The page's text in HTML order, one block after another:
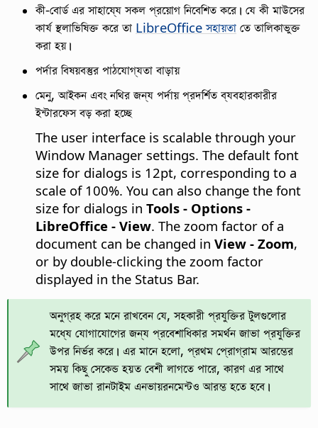
কী-বোর্ড এর সাহায্যে সকল প্রয়োগ নিবেশিত করে। যে কী মাউসের
কার্য স্থলাভিষিক্ত করে তা LibreOfficeসহায়তা তে তালিকাভুক্ত
করা হয়।
পর্দার বিষয়বস্তুর পাঠযোগ্যতা বাড়ায়
মেনু, আইকন এবং নথির জন্য পর্দায় প্রদর্শিত ব্যবহারকারীর
ইন্টারফেস বড় করা হচ্ছে
The user interface is scalable through your
Window Manager settings. The default font
size for dialogs is 12pt, corresponding to a
scale of 100%. You can also change the font
size for dialogs in Tools - Options -
LibreOffice - View. The zoom factor of a
document can be changed in View - Zoom,
or by double-clicking the zoom factor
displayed in the Status Bar.
অনুগ্রহ করে মনে রাখবেন যে, সহকারী প্রযুক্তির টুলগুলোর
মধ্যে যোগাযোগের জন্য প্রবেশাধিকার সমর্থন জাভা প্রযুক্তির
উপর নির্ভর করে। এর মানে হলো, প্রথম প্রোগ্রাম আরম্ভের
সময় কিছু সেকেন্ড হয়ত বেশী লাগতে পারে, কারণ এর সাথে
সাথে জাভা রানটাইম এনভায়রনমেন্টও আরম্ভ হতে হবে।